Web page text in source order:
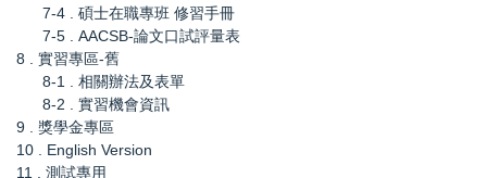
7-4 . 碩士在職專班 修習手冊
7-5 . AACSB-論文口試評量表
8 . 實習專區-舊
8-1 . 相關辦法及表單
8-2 . 實習機會資訊
9 . 獎學金專區
10 . English Version
11 . 測試專用